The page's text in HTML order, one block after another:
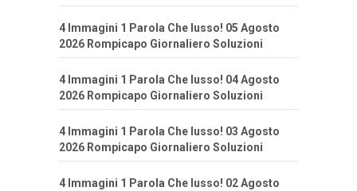
4 Immagini 1 Parola Che lusso! 05 Agosto
2026 Rompicapo Giornaliero Soluzioni
4 Immagini 1 Parola Che lusso! 04 Agosto
2026 Rompicapo Giornaliero Soluzioni
4 Immagini 1 Parola Che lusso! 03 Agosto
2026 Rompicapo Giornaliero Soluzioni
4 Immagini 1 Parola Che lusso! 02 Agosto